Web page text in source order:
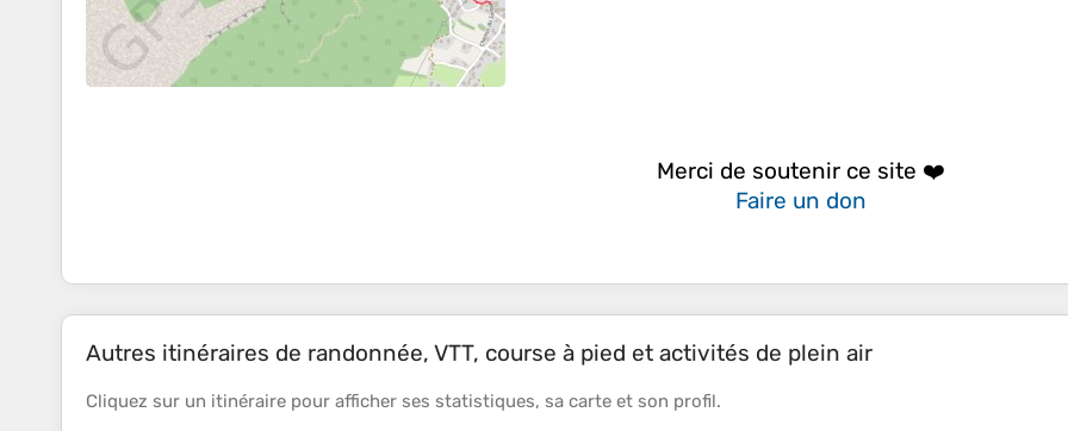
Merci de soutenir ce site ❤️
Faire un don
Autres itinéraires de randonnée, VTT, course à pied et activités de plein air
Cliquez sur un itinéraire pour afficher ses statistiques, sa carte et son profil.